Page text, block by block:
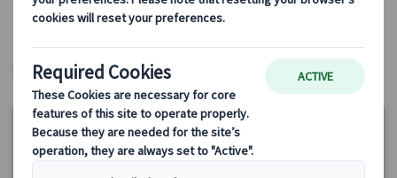
ツアータイプ 1日観光(終日)
ヨーロッパ・プライベートツアー
15%
OFF